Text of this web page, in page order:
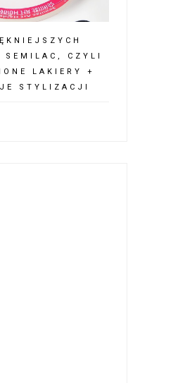
SEMILAC, CZYLI
LAKIERY +
STYLIZACJI